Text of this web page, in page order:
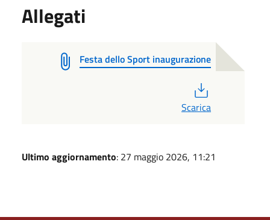
Allegati
Festa dello Sport inaugurazione
Scarica
Ultimo aggiornamento: 27 maggio 2026, 11:21